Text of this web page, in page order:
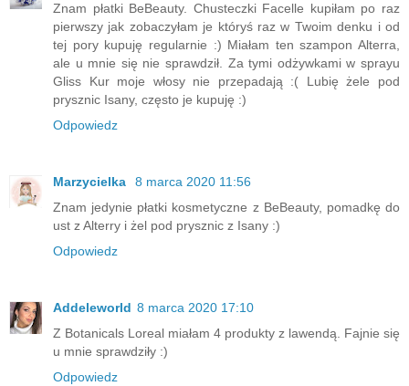
Znam płatki BeBeauty. Chusteczki Facelle kupiłam po raz
pierwszy jak zobaczyłam je któryś raz w Twoim denku i od
tej pory kupuję regularnie :) Miałam ten szampon Alterra,
ale u mnie się nie sprawdził. Za tymi odżywkami w sprayu
Gliss Kur moje włosy nie przepadają :( Lubię żele pod
prysznic Isany, często je kupuję :)
Odpowiedz
Marzycielka
8 marca 2020 11:56
Znam jedynie płatki kosmetyczne z BeBeauty, pomadkę do
ust z Alterry i żel pod prysznic z Isany :)
Odpowiedz
Addeleworld 8 marca 2020 17:10
Z Botanicals Loreal miałam 4 produkty z lawendą. Fajnie się
u mnie sprawdziły :)
Odpowiedz